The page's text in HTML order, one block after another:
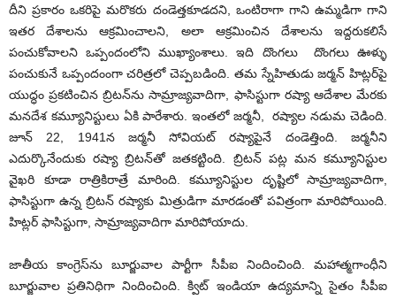
దీని ప్రకారం ఒకరిపై మరొకరు దండెత్తకూడదని, ఒంటిరాగా గాని ఉమ్మడిగా గాని
ఇతర దేశాలను ఆక్రమించాలని, అలా ఆక్రమించిన దేశాలను ఇద్దరుకలిసే
పంచుకోవాలని ఒప్పందంలోని ముఖ్యాంశాలు. ఇది దొంగలు దొంగలు ఊళ్ళు
పంచుకునే ఒప్పందంంగా చరిత్రలో చెప్పబడింది. తమ స్నేహితుడు జర్మన్ హిట్లర్‌పై
యుద్ధం ప్రకటించిన బ్రిటన్‌ను సామ్రాజ్యవాదిగా, ఫాసిస్టుగా రష్యా ఆదేశాల మేరకు
మనదేశ కమ్యూనిస్టులు ఏకి పారేశారు. ఇంతలో జర్మనీ, రష్యాల నడుమ చెడింది.
జూన్ 22, 1941న జర్మనీ సోవియట్ రష్యాపైనే దండెత్తింది. జర్మనీని
ఎదుర్కొనేందుకు రష్యా బ్రిటన్‌తో జతకట్టింది. బ్రిటన్ పట్ల మన కమ్యూనిస్టుల
వైఖరి కూడా రాత్రికిరాత్రే మారింది. కమ్యూనిస్టుల దృష్టిలో సామ్రాజ్యవాదిగా,
ఫాసిస్టుగా ఉన్న బ్రిటన్ రష్యాకు మిత్రుడిగా మారడంతో పవిత్రంగా మారిపోయింది.
హిట్లర్ ఫాసిస్టుగా, సామ్రాజ్యవాదిగా మారిపోయాదు.
జాతీయ కాంగ్రెస్‌ను బూర్జువాల పార్టీగా సీపీఐ నిందించింది. మహాత్మగాంధీని
బూర్జువాల ప్రతినిధిగా నిందించింది. క్విట్ ఇండియా ఉద్యమాన్ని సైతం సీపీఐ